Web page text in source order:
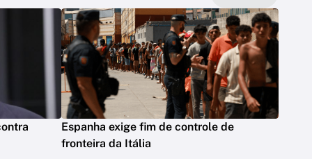
Espanha exige fim de controle de
fronteira da Itália